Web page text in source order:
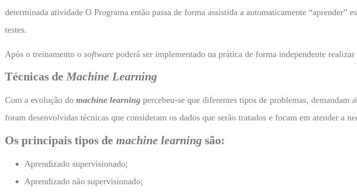
determinada atividade O Programa então passa de forma assistida a automaticamente “aprender”
testes.
Após o treinamento o software poderá ser implementado na prática de forma independente
Técnicas deMachine Learning
Com a evolução do machine learning percebeu-se que diferentes tipos de problemas, demandam
foram desenvolvidas técnicas que consideram os dados que serão tratados e focam em atender a
Os principais tipos de machine learning são:
Aprendizado supervisionado;
Aprendizado não supervisionado;